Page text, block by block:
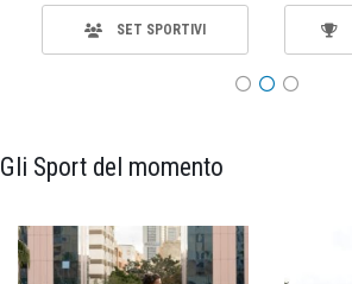
SET SPORTIVI
Gli Sport del momento